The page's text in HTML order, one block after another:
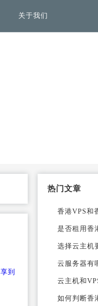
荷兰服务器
关于我们
到
热门文章
香港VPS和
用哪个比较好
是否租用香
业还要看自身
选择云主机
素？云服务器有
云主机和
如何判断香